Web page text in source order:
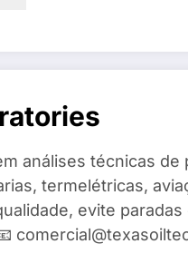
análises técnicas
termelétricas,
evite